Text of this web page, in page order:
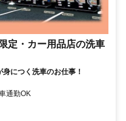
定・カー用品店の洗車
につく洗車のお仕事！
通勤OK